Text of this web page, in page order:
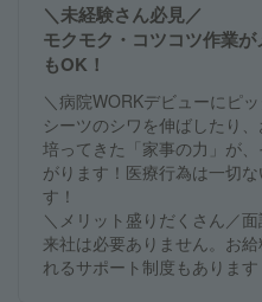
＼未経験さん必見／
モクモク・コツコツ作業
もOK！
＼病院WORKデビューにピ
シーツのシワを伸ばしたり
培ってきた「家事の力」が
がります！医療行為は一切
す！
＼メリット盛りだくさん／
来社は必要ありません。お
れるサポート制度もあります